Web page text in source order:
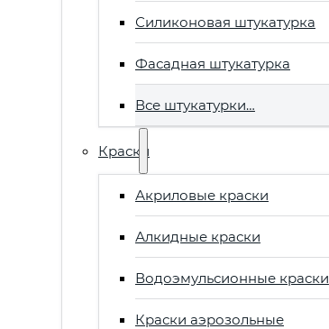
Силиконовая штукатурка
Фасадная штукатурка
Все штукатурки…
Краски
Акриловые краски
Алкидные краски
Водоэмульсионные краски
Краски аэрозольные